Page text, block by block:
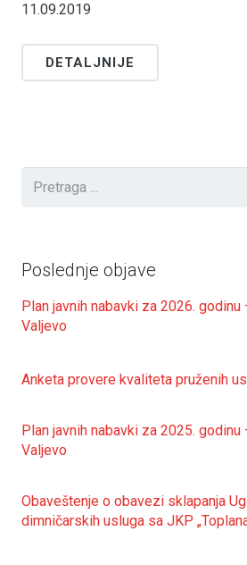
11.09.2019
DETALJNIJE
Poslednje objave
Plan javnih nabavki za 2026. godinu
Valjevo
Anketa provere kvaliteta pruženih
Plan javnih nabavki za 2025. godinu
Valjevo
Obaveštenje o obavezi sklapanja
dimničarskih usluga sa JKP